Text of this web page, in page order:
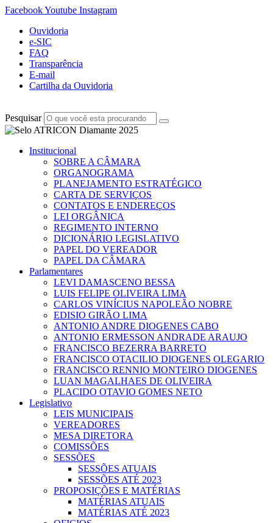
FacebookYoutube Instagram
Ouvidoria
e-SIC
FAQ
Transparência
E-mail
Cartilha da Ouvidoria
Pesquisar
Institucional
SOBRE A CÂMARA
ORGANOGRAMA
PLANEJAMENTO ESTRATÉGICO
CARTA DE SERVIÇOS
CONTATOS E ENDEREÇOS
LEI ORGÂNICA
REGIMENTO INTERNO
DICIONÁRIO LEGISLATIVO
PAPEL DO VEREADOR
PAPEL DA CÂMARA
Parlamentares
LEVI DAMASCENO BESSA
LUIS FELIPE OLIVEIRA LIMA
CARLOS VINÍCIUS NAPOLEÃO NOBRE
EDISIO GIRÃO LIMA
ANTONIO ANDRE DIOGENES CABO
ANTONIO ERMESSON ANDRADE ARAUJO
FRANCISCO BEZERRA BARRETO
FRANCISCO OTACILIO DIOGENES OLEGARIO
FRANCISCO RENNIO MONTEIRO DIOGENES
LUAN MAGALHAES DE OLIVEIRA
PLACIDO OTAVIO GOMES NETO
Legislativo
LEIS MUNICIPAIS
VEREADORES
MESA DIRETORA
COMISSÕES
SESSÕES
SESSÕES ATUAIS
SESSÕES ATÉ 2023
PROPOSIÇÕES E MATÉRIAS
MATÉRIAS ATUAIS
MATÉRIAS ATÉ 2023